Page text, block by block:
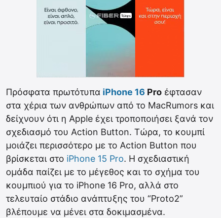
Πρόσφατα πρωτότυπα iPhone 16 Pro έφτασαν
στα χέρια των ανθρώπων από το MacRumors και
δείχνουν ότι η Apple έχει τροποποιήσει ξανά τον
σχεδιασμό του Action Button. Tώρα, το κουμπί
μοιάζει περισσότερο με το Action Button που
βρίσκεται στο iPhone 15 Pro. H σχεδιαστική
ομάδα παίζει με το μέγεθος και το σχήμα του
κουμπιού για το iPhone 16 Pro, αλλά στο
τελευταίο στάδιο ανάπτυξης του “Proto2”
βλέπουμε να μένει στα δοκιμασμένα.